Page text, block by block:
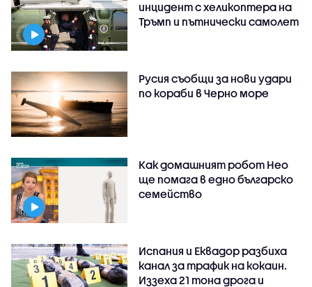
инцидент с хеликоптера на
Тръмп и пътнически самолет
Русия съобщи за нови удари
по кораби в Черно море
Как домашният робот Нео
ще помага в едно българско
семейство
Испания и Еквадор разбиха
канал за трафик на кокаин.
Иззеха 21 тона дрога и